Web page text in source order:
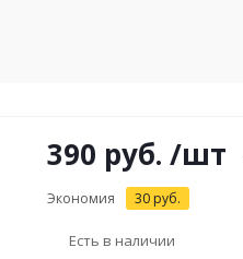
390 руб. /шт
Экономия 30 руб.
Есть в наличии